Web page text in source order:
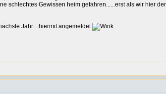
schlechtes Gewissen heim gefahren......erst als wir hier
Jahr....hiermit angemeldet